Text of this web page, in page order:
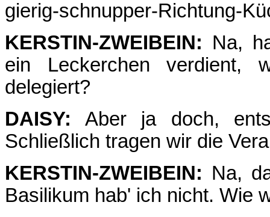
gierig-schnupper-Richtung-
KERSTIN-ZWEIBEIN: Na,
ein Leckerchen verdient,
delegiert?
DAISY: Aber ja doch,
Schließlich tragen wir die
KERSTIN-ZWEIBEIN: Na,
Basilikum hab' ich nicht. Wie